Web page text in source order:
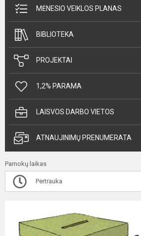
MĖNESIO VEIKLOS PLANAS
BIBLIOTEKA
PROJEKTAI
1,2% PARAMA
LAISVOS DARBO VIETOS
ATNAUJINIMŲ PRENUMERATA
Pamokų laikas
Pertrauka